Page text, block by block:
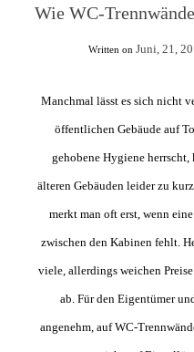
Wie WC-
Written on Juni, 21,
Manchmal lässt es sich nicht
öffentlichen Gebäude auf
gehobene Hygiene
älteren Gebäuden leider zu
merkt man oft erst, wenn
zwischen den Kabinen fehlt.
viele, allerdings weichen
ab. Für den Eigentümer
angenehm, auf WC-